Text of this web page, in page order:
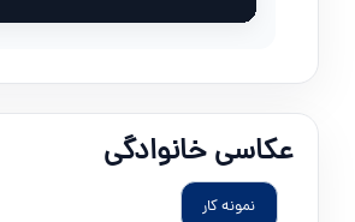
عکاسی خانوادگی
نمونه کار